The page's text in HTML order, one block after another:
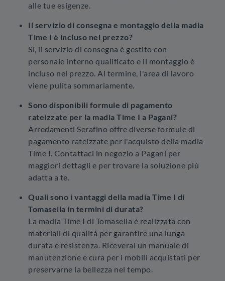
alle tue esigenze.
Il servizio di consegna e montaggio della madia
Time I è incluso nel prezzo?
Sì, il servizio di consegna è gestito con
personale interno qualificato e il montaggio è
incluso nel prezzo. Al termine, l'area di lavoro
viene pulita sommariamente.
Sono disponibili formule di pagamento
rateizzate per la madia Time I a Pagani?
Arredamenti Serafino offre diverse formule di
pagamento rateizzate per l'acquisto della madia
Time I. Contattaci in negozio a Pagani per
maggiori dettagli e per trovare la soluzione più
adatta a te.
Quali sono i vantaggi della madia Time I di
Tomasella in termini di durata?
La madia Time I di Tomasella è realizzata con
materiali di qualità per garantire una lunga
durata e resistenza. Riceverai un manuale di
manutenzione e cura per i mobili acquistati per
preservarne la bellezza nel tempo.